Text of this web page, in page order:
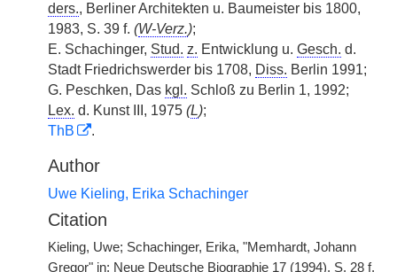
ders., Berliner Architekten u. Baumeister bis 1800,
1983, S. 39 f. (W-Verz.);
E. Schachinger, Stud. z. Entwicklung u. Gesch. d.
Stadt Friedrichswerder bis 1708, Diss. Berlin 1991;
G. Peschken, Das kgl. Schloß zu Berlin 1, 1992;
Lex. d. Kunst III, 1975 (L);
ThB
.
Author
Uwe Kieling, Erika Schachinger
Citation
Kieling, Uwe; Schachinger, Erika, "Memhardt, Johann
Gregor" in: Neue Deutsche Biographie 17 (1994), S. 28 f.